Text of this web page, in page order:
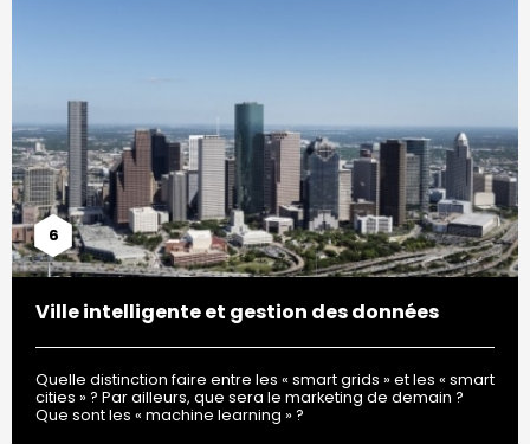
6
Ville intelligente et gestion des données
Quelle distinction faire entre les « smart grids » et les « smart
cities » ? Par ailleurs, que sera le marketing de demain ?
Que sont les « machine learning » ?